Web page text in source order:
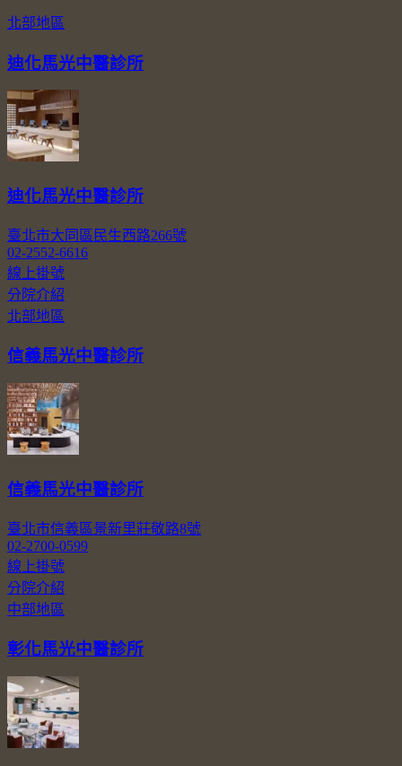
北部地區
迪化馬光中醫診所
迪化馬光中醫診所
臺北市大同區民生西路266號
02-2552-6616
線上掛號
分院介紹
北部地區
信義馬光中醫診所
信義馬光中醫診所
臺北市信義區景新里莊敬路8號
02-2700-0599
線上掛號
分院介紹
中部地區
彰化馬光中醫診所